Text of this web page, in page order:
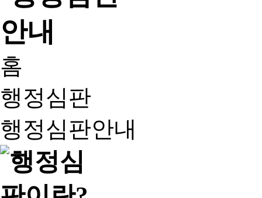
홈
행정심판
행정심판안내